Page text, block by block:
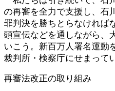
の再審を全力で支援し、石
罪判決を勝ちとらなければ
頭宣伝などを通しながら、
いこう。新百万人署名運動
裁判所・検察庁にせまって
再審法改正の取り組み